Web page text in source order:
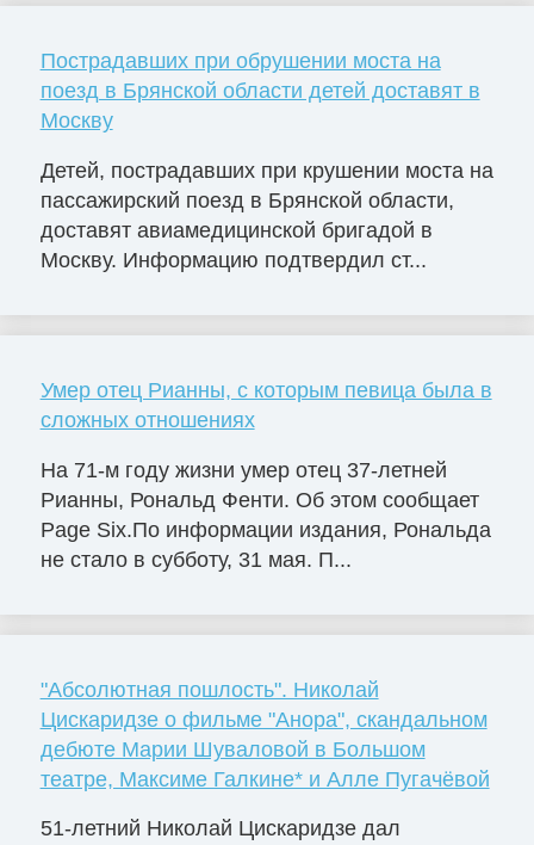
Пострадавших при обрушении моста на
поезд в Брянской области детей доставят в
Москву
Детей, пострадавших при крушении моста на
пассажирский поезд в Брянской области,
доставят авиамедицинской бригадой в
Москву. Информацию подтвердил ст...
Умер отец Рианны, с которым певица была в
сложных отношениях
На 71-м году жизни умер отец 37-летней
Рианны, Рональд Фенти. Об этом сообщает
Page Six.По информации издания, Рональда
не стало в субботу, 31 мая. П...
"Абсолютная пошлость". Николай
Цискаридзе о фильме "Анора", скандальном
дебюте Марии Шуваловой в Большом
театре, Максиме Галкине* и Алле Пугачёвой
51-летний Николай Цискаридзе дал